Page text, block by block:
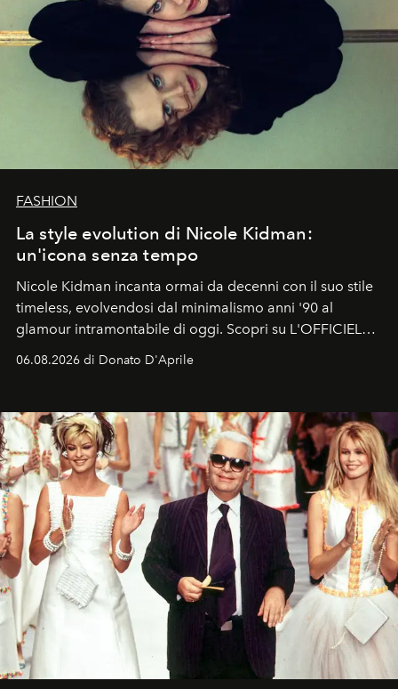
FASHION
La style evolution di Nicole Kidman:
un'icona senza tempo
Nicole Kidman incanta ormai da decenni con il suo stile
timeless, evolvendosi dal minimalismo anni '90 al
glamour intramontabile di oggi. Scopri su L'OFFICIEL
Italia la sua style evolution.
06.08.2026 di Donato D'Aprile